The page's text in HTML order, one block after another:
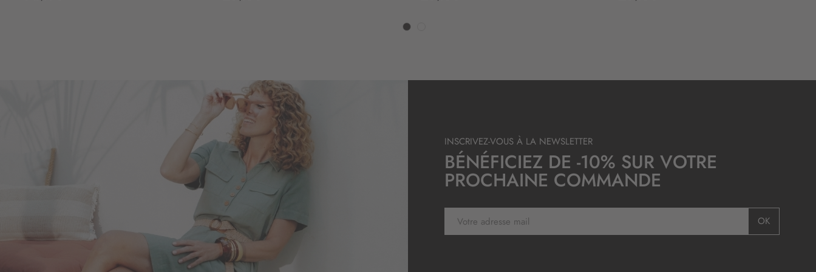
INSCRIVEZ-VOUS À LA NEWSLETTER
BÉNÉFICIEZ DE -10% SUR VOTRE
PROCHAINE COMMANDE
s
OK